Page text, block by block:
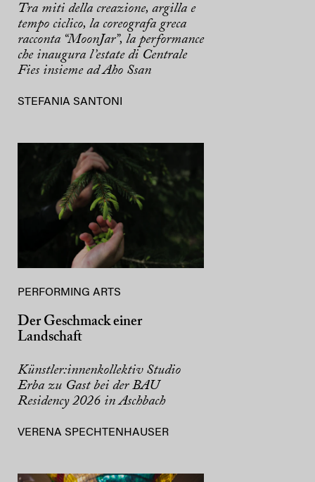
Tra miti della creazione, argilla e
tempo ciclico, la coreografa greca
racconta “MoonJar”, la performance
che inaugura l’estate di Centrale
Fies insieme ad Aho Ssan
STEFANIA SANTONI
PERFORMING ARTS
Der Geschmack einer
Landschaft
Künstler:innenkollektiv Studio
Erba zu Gast bei der BAU
Residency 2026 in Aschbach
VERENA SPECHTENHAUSER